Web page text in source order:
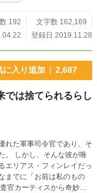
192
文字数 162,169
登録日 2019.11.28
に入り追加 2,687
では捨てられるらし
れた軍事司令官であり、そ
。 しかし、そんな彼が唯
エリアス・フィンレイだっ
までに「お前は私のもの